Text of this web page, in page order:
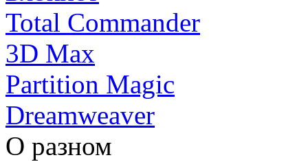
Total Commander
3D Max
Partition Magic
Dreamweaver
О разном